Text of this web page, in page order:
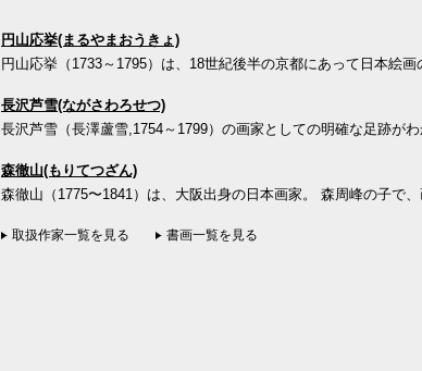
円山応挙(まるやまおうきょ)
円山応挙（1733～1795）は、18世紀後半の京都にあって日本絵画
長沢芦雪(ながさわろせつ)
長沢芦雪（長澤蘆雪,1754～1799）の画家としての明確な足跡が
森徹山(もりてつざん)
森徹山（1775〜1841）は、大阪出身の日本画家。 森周峰の子で
取扱作家一覧を見る 書画一覧を見る